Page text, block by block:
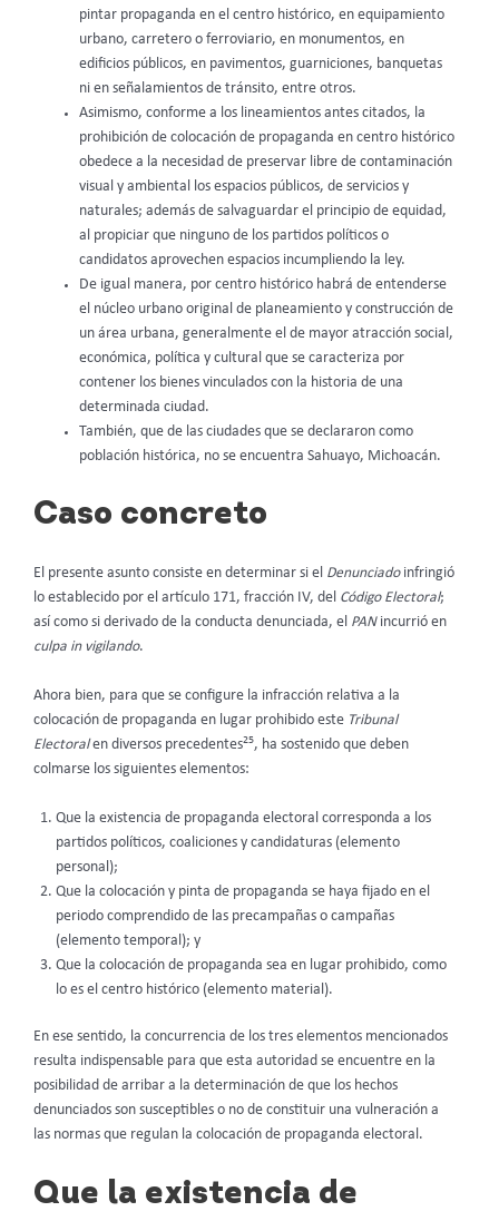
pintar propaganda en el centro histórico, en equipamiento
urbano, carretero o ferroviario, en monumentos, en
edificios públicos, en pavimentos, guarniciones, banquetas
ni en señalamientos de tránsito, entre otros.
Asimismo, conforme a los lineamientos antes citados, la
prohibición de colocación de propaganda en centro histórico
obedece a la necesidad de preservar libre de contaminación
visual y ambiental los espacios públicos, de servicios y
naturales; además de salvaguardar el principio de equidad,
al propiciar que ninguno de los partidos políticos o
candidatos aprovechen espacios incumpliendo la ley.
De igual manera, por centro histórico habrá de entenderse
el núcleo urbano original de planeamiento y construcción de
un área urbana, generalmente el de mayor atracción social,
económica, política y cultural que se caracteriza por
contener los bienes vinculados con la historia de una
determinada ciudad.
También, que de las ciudades que se declararon como
población histórica, no se encuentra Sahuayo, Michoacán.
Caso concreto
El presente asunto consiste en determinar si el Denunciado infringió
lo establecido por el artículo 171, fracción IV, del Código Electoral;
así como si derivado de la conducta denunciada, el PAN incurrió en
culpa in vigilando.
Ahora bien, para que se configure la infracción relativa a la
colocación de propaganda en lugar prohibido este Tribunal
Electoralen diversos precedentes25, ha sostenido que deben
colmarse los siguientes elementos:
Que la existencia de propaganda electoral corresponda a los
partidos políticos, coaliciones y candidaturas (elemento
personal);
Que la colocación y pinta de propaganda se haya fijado en el
periodo comprendido de las precampañas o campañas
(elemento temporal); y
Que la colocación de propaganda sea en lugar prohibido, como
lo es el centro histórico (elemento material).
En ese sentido, la concurrencia de los tres elementos mencionados
resulta indispensable para que esta autoridad se encuentre en la
posibilidad de arribar a la determinación de que los hechos
denunciados son susceptibles o no de constituir una vulneración a
las normas que regulan la colocación de propaganda electoral.
Que la existencia de